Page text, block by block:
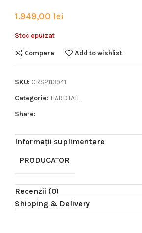
1.949,00 lei
Stoc epuizat
Compare Add to wishlist
SKU: CRS2113941
Categorie: HARDTAIL
Share:
Informații suplimentare
PRODUCATOR
Recenzii (0)
Shipping & Delivery